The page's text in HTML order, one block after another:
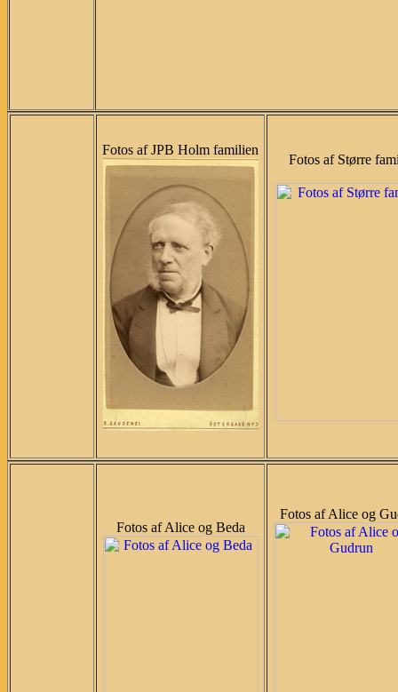
Fotos af JPB Holm familien
Fotos af Større
Fotos af Alice og Beda
Fotos af Alice og